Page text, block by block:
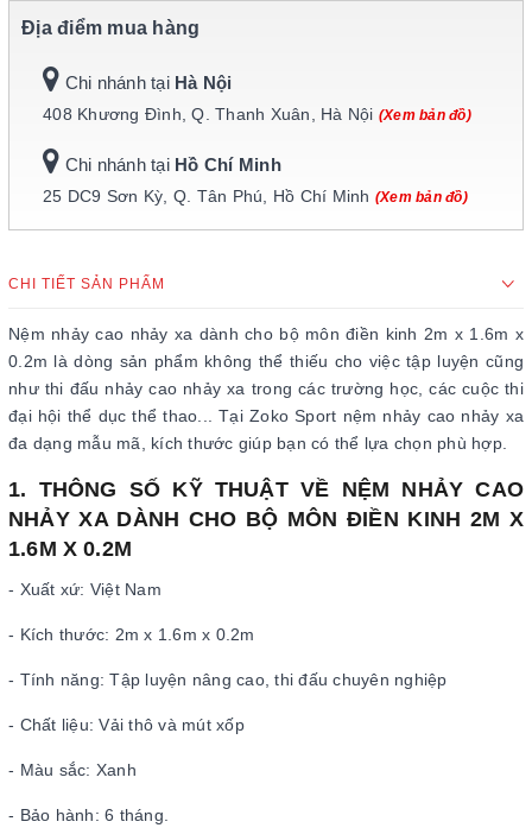
Địa điểm mua hàng
Chi nhánh tại Hà Nội
408 Khương Đình, Q. Thanh Xuân, Hà Nội (Xem bản đồ)
Chi nhánh tại Hồ Chí Minh
25 DC9 Sơn Kỳ, Q. Tân Phú, Hồ Chí Minh (Xem bản đồ)
CHI TIẾT SẢN PHẨM
Nệm nhảy cao nhảy xa dành cho bộ môn điền kinh 2m x 1.6m x
0.2m là dòng sản phẩm không thể thiếu cho việc tập luyện cũng
như thi đấu nhảy cao nhảy xa trong các trường học, các cuộc thi
đại hội thể dục thể thao... Tại Zoko Sport nệm nhảy cao nhảy xa
đa dạng mẫu mã, kích thước giúp bạn có thể lựa chọn phù hợp.
1. THÔNG SỐ KỸ THUẬT VỀ NỆM NHẢY CAO
NHẢY XA DÀNH CHO BỘ MÔN ĐIỀN KINH 2M X
1.6M X 0.2M
- Xuất xứ: Việt Nam
- Kích thước: 2m x 1.6m x 0.2m
- Tính năng: Tập luyện nâng cao, thi đấu chuyên nghiệp
- Chất liệu: Vải thô và mút xốp
- Màu sắc: Xanh
- Bảo hành: 6 tháng.